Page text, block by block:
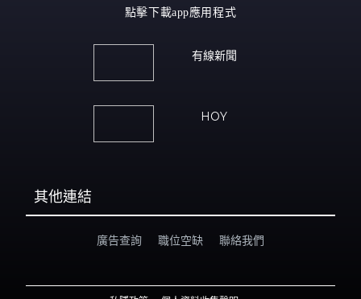
點擊下載app應用程式
有線新聞
HOY
其他連結
廣告查詢 職位空缺 聯絡我們